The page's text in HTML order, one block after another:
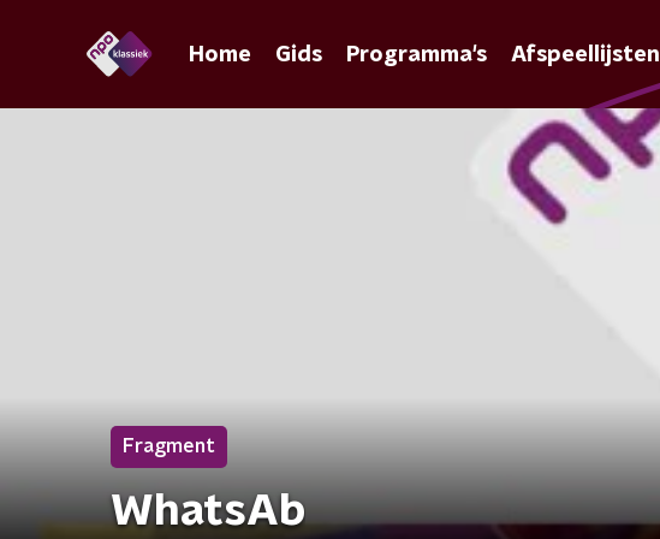
Home Gids Programma's Afspeellijsten
Fragment
WhatsAb